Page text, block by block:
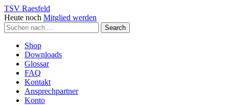
TSV Raesfeld
Heute noch Mitglied werden
Shop
Downloads
Glossar
FAQ
Kontakt
Ansprechpartner
Konto